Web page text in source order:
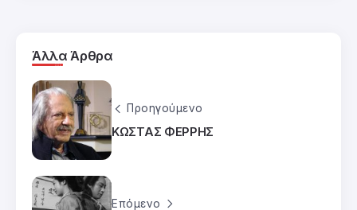
Άλλα Άρθρα
Προηγούμενο
ΚΩΣΤΑΣ ΦΕΡΡΗΣ
Επόμενο